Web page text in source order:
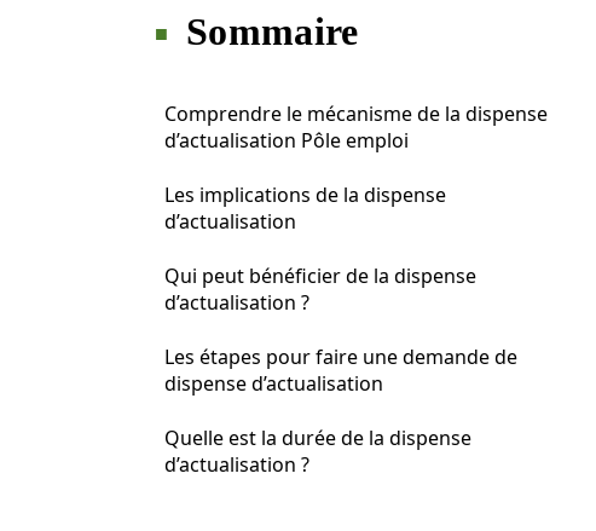
Sommaire
Comprendre le mécanisme de la dispense
d’actualisation Pôle emploi
Les implications de la dispense
d’actualisation
Qui peut bénéficier de la dispense
d’actualisation ?
Les étapes pour faire une demande de
dispense d’actualisation
Quelle est la durée de la dispense
d’actualisation ?